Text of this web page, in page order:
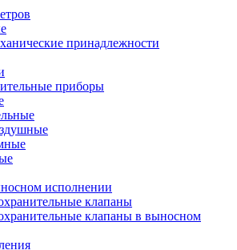
принадлежности
приборы
исполнении
клапаны
клапаны в выносном